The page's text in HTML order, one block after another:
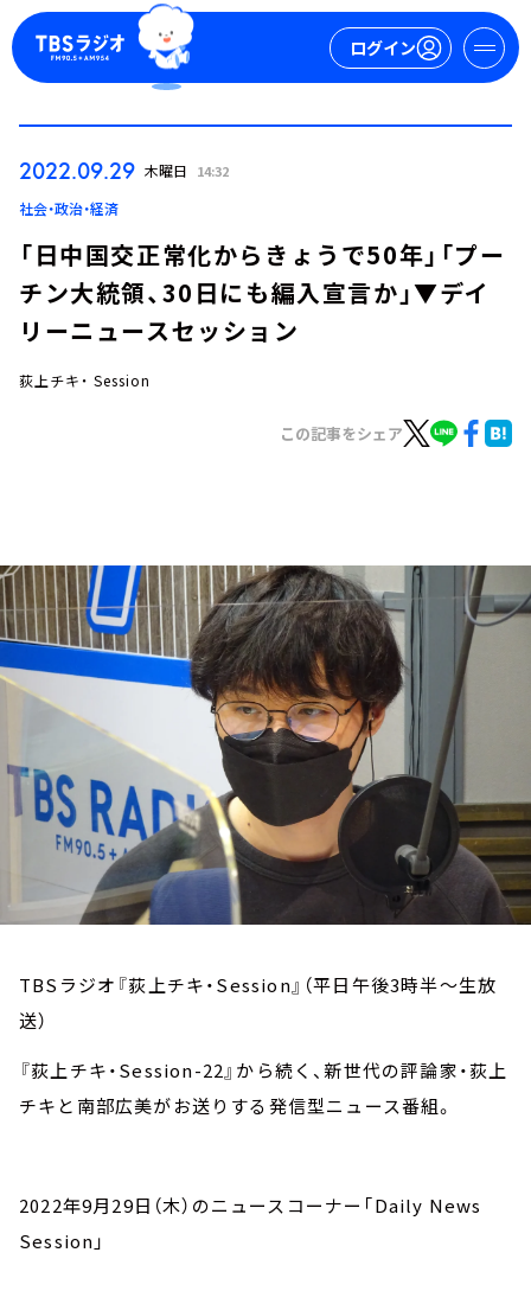
ログイン
イベント・グッズ
YouTube
会社情報
2022.09.29 木曜日 14:32
社会・政治・経済
「日中国交正常化からきょうで50年」「プー
チン大統領、30日にも編入宣言か」▼デイ
リーニュースセッション
荻上チキ・ Session
この記事をシェア
TBSラジオ『荻上チキ・Session』（平日午後3時半～生放
送）
『荻上チキ・Session-22』から続く、新世代の評論家・荻上
チキと南部広美がお送りする発信型ニュース番組。
2022年9月29日（木）のニュースコーナー「Daily News
Session」